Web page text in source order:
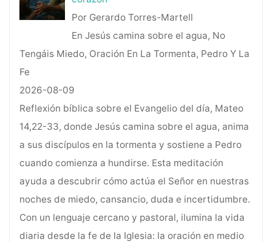
Por Gerardo Torres-Martell
En Jesús camina sobre el agua, No
Tengáis Miedo, Oración En La Tormenta, Pedro Y La
Fe
2026-08-09
Reflexión bíblica sobre el Evangelio del día, Mateo
14,22-33, donde Jesús camina sobre el agua, anima
a sus discípulos en la tormenta y sostiene a Pedro
cuando comienza a hundirse. Esta meditación
ayuda a descubrir cómo actúa el Señor en nuestras
noches de miedo, cansancio, duda e incertidumbre.
Con un lenguaje cercano y pastoral, ilumina la vida
diaria desde la fe de la Iglesia: la oración en medio